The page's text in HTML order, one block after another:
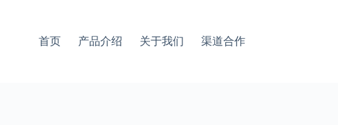
首页 产品介绍 关于我们 渠道合作